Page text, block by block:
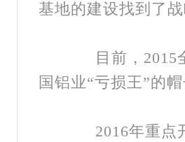
基地的建设找到了
目前，2015全
国铝业“亏损王”的
2016年重点